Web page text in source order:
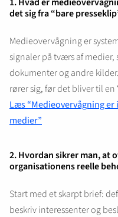
det sig fra “bare
Medieovervågning er
signaler på tværs af
dokumenter og andre
rører sig, før det bliver til en
Læs “Medieovervågning
medier”
2. Hvordan sikrer man, at
organisationens reelle
Start med et skarpt brief:
beskriv interessenter og